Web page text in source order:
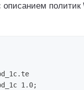
политик
1.0;